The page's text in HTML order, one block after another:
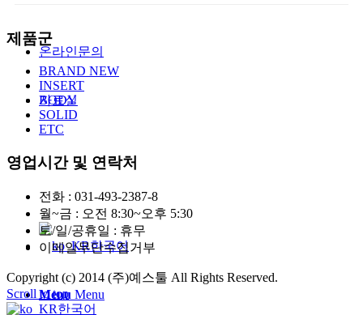
온라인문의
자료실
한국어
Menu Menu
제품군
BRAND NEW
INSERT
BODY
SOLID
ETC
영업시간 및 연락처
전화 : 031-493-2387-8
월~금 : 오전 8:30~오후 5:30
토/일/공휴일 : 휴무
이메일무단수집거부
Copyright (c) 2014 (주)예스툴 All Rights Reserved.
Scroll to top
한국어